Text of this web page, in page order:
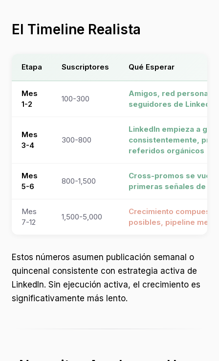
El Timeline Realista
Etapa Suscriptores Qué Esperar
Mes
1-2
100-300
Amigos, red personal,
seguidores de LinkedIn
Mes
3-4
300-800
LinkedIn empieza a
consistentemente,
referidos orgánicos
Mes
5-6
800-1,500
Cross-promos se
primeras señales de
Mes
7-12
1,500-5,000
Crecimiento
posibles, pipeline
Estos números asumen publicación semanal o
quincenal consistente con estrategia activa de
LinkedIn. Sin ejecución activa, el crecimiento es
significativamente más lento.